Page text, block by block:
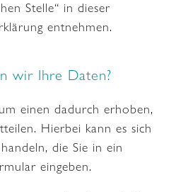
Stelle“ in dieser
entnehmen.
wir Ihre Daten?
einen dadurch erhoben,
Hierbei kann es sich
die Sie in ein
eingeben.